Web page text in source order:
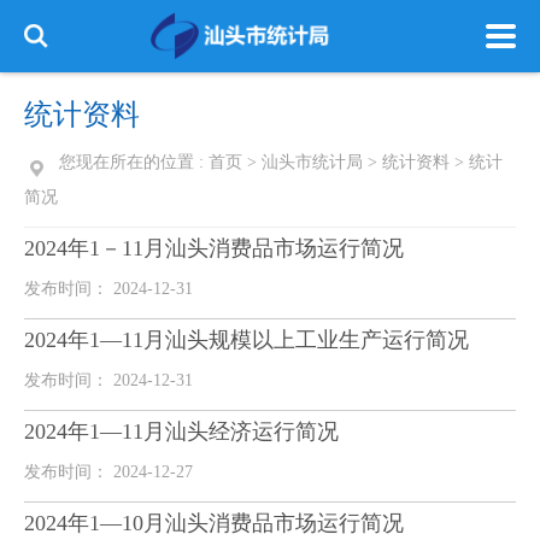
统计资料
您现在所在的位置 : 首页 > 汕头市统计局 > 统计资料 > 统计
简况
2024年1－11月汕头消费品市场运行简况
发布时间： 2024-12-31
2024年1—11月汕头规模以上工业生产运行简况
发布时间： 2024-12-31
2024年1—11月汕头经济运行简况
发布时间： 2024-12-27
2024年1—10月汕头消费品市场运行简况